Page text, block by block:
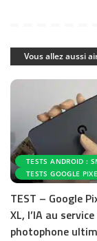
Vous allez aussi
TESTS ANDROID :
TESTS GOOGLE
TEST – Google
XL, l’IA au
photophone